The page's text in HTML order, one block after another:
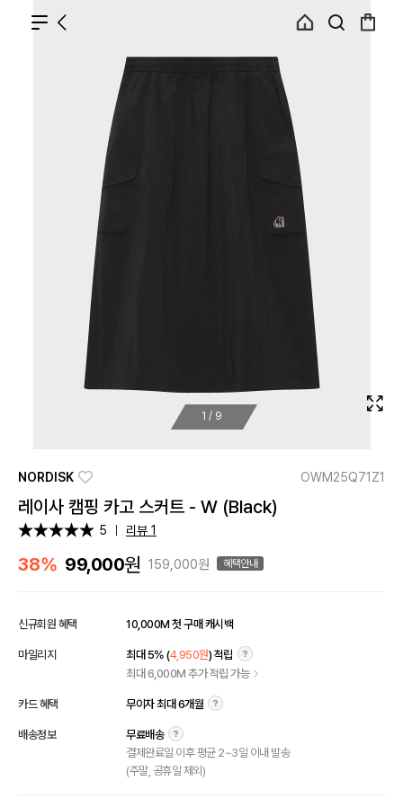
1 / 9
NORDISK OWM25Q71Z1
레이사 캠핑 카고 스커트 - W (Black)
5 리뷰 1
38% 99,000원 159,000원 혜택안내
신규회원 혜택 10,000M 첫 구매 캐시백
마일리지 최대 5% (4,950원) 적립
최대 6,000M 추가 적립 가능
카드 혜택 무이자 최대 6개월
배송정보
무료배송
결제완료일 이후 평균 2~3일 이내 발송
(주말, 공휴일 제외)